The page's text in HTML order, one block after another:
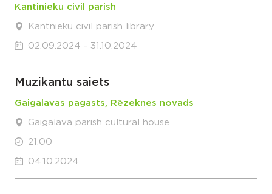
Kantinieku civil parish
Kantnieku civil parish library
02.09.2024 - 31.10.2024
Muzikantu saiets
Gaigalavas pagasts, Rēzeknes novads
Gaigalava parish cultural house
21:00
04.10.2024